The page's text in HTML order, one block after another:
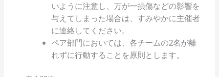
いように注意し、万が一損傷などの影響を
与えてしまった場合は、すみやかに主催者
に連絡してください。
ペア部門においては、各チームの2名が離
れずに行動することを原則とします。